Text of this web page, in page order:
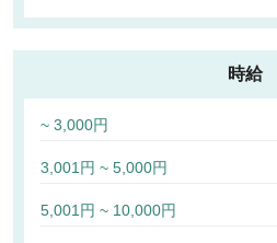
時給
~ 3,000円
3,001円 ~ 5,000円
5,001円 ~ 10,000円